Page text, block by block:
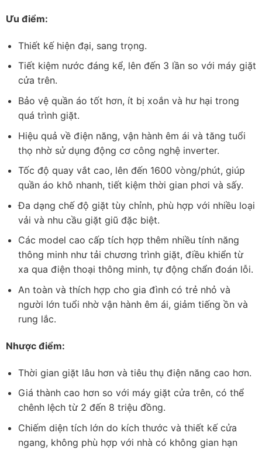
Ưu điểm:
Thiết kế hiện đại, sang trọng.
Tiết kiệm nước đáng kể, lên đến 3 lần so với máy giặt
cửa trên.
Bảo vệ quần áo tốt hơn, ít bị xoắn và hư hại trong
quá trình giặt.
Hiệu quả về điện năng, vận hành êm ái và tăng tuổi
thọ nhờ sử dụng động cơ công nghệ inverter.
Tốc độ quay vắt cao, lên đến 1600 vòng/phút, giúp
quần áo khô nhanh, tiết kiệm thời gian phơi và sấy.
Đa dạng chế độ giặt tùy chỉnh, phù hợp với nhiều loại
vải và nhu cầu giặt giũ đặc biệt.
Các model cao cấp tích hợp thêm nhiều tính năng
thông minh như tải chương trình giặt, điều khiển từ
xa qua điện thoại thông minh, tự động chẩn đoán lỗi.
An toàn và thích hợp cho gia đình có trẻ nhỏ và
người lớn tuổi nhờ vận hành êm ái, giảm tiếng ồn và
rung lắc.
Nhược điểm:
Thời gian giặt lâu hơn và tiêu thụ điện năng cao hơn.
Giá thành cao hơn so với máy giặt cửa trên, có thể
chênh lệch từ 2 đến 8 triệu đồng.
Chiếm diện tích lớn do kích thước và thiết kế cửa
ngang, không phù hợp với nhà có không gian hạn